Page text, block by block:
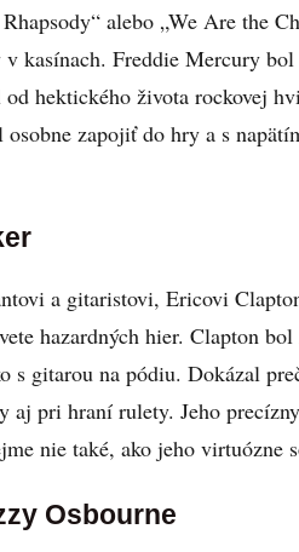
alebo „We Are the
kasínach. Freddie Mercury
hektického života rockovej
osobne zapojiť do hry a s
a gitaristovi, Ericovi
hazardných hier. Clapton
s gitarou na pódiu. Dokázal
aj pri hraní rulety. Jeho
nie také, ako jeho virtuózne
Osbourne